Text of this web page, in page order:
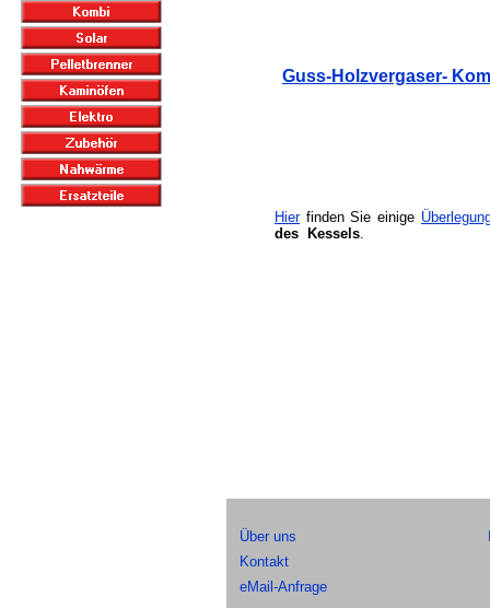
Guss-Holzvergaser-
Hierfinden Sie einige
des Kessels.
Über uns
Kontakt
eMail-Anfrage